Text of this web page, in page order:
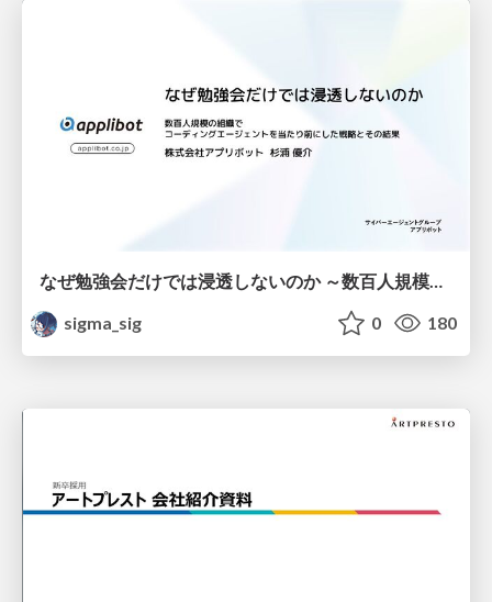
なぜ勉強会だけでは浸透しないのか ～数百人規模の組織でコーディングエージェントを当たり前にした戦略とその結果～
sigma_sig
0 180